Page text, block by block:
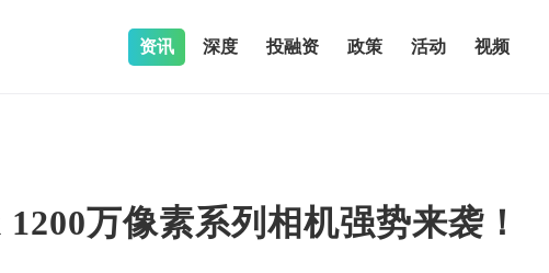
资讯 深度 投融资 政策 活动 视频
万像素系列相机强势来袭！